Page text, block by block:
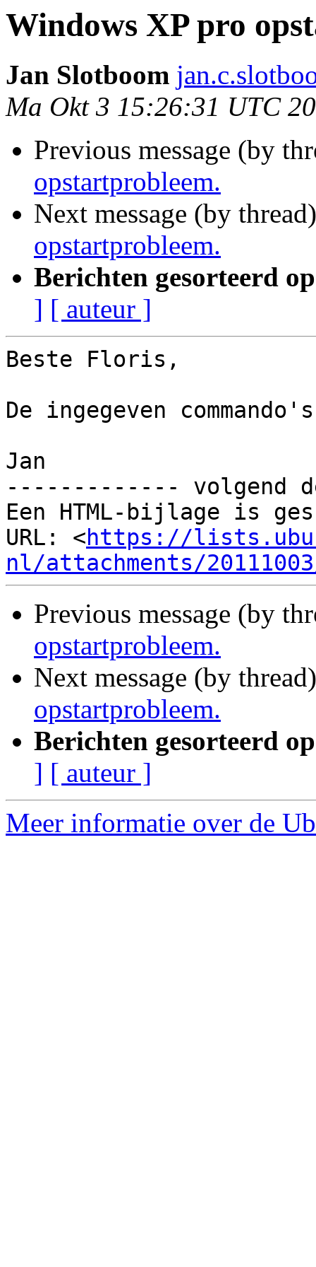
Windows XP pro
Jan Slotboom
Ma Okt 3 15:26:31 UTC
Previous message (by
opstartprobleem.
Next message (by
opstartprobleem.
Berichten gesorteerd
] [ auteur ]
Beste Floris,
De ingegeven
Jan
------------- volgend
Een HTML-bijlage is
URL: <https://
nl/attachments/
Previous message (by
opstartprobleem.
Next message (by
opstartprobleem.
Berichten gesorteerd
] [ auteur ]
Meer informatie over de